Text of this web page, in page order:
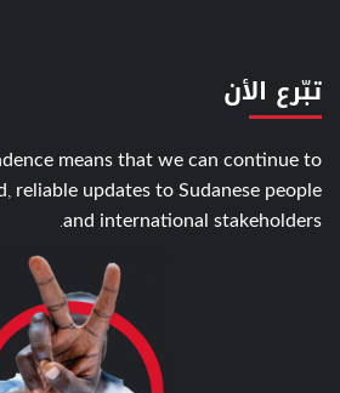
تبّرع الأن
means that we can continue to
reliable updates to Sudanese people
and international stakeholders.